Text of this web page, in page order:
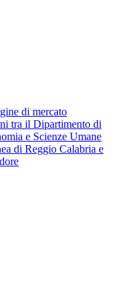
di mercato
tra il Dipartimento di
e Scienze Umane
di Reggio Calabria e